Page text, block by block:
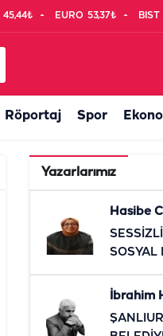
45,44₺ EURO 53,37₺ BIST
Röportaj Spor
Yazarlarımız
Hasibe
SOSYAL
İbrahim